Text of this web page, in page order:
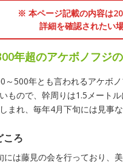
※ 本ページ記載の内容は
詳細を確認されたい
年超のアケボノフジ
～500年とも言われるアケボ
もので、幹周りは1.5メート
まれ、毎年4月下旬には見事
ころ
には藤見の会を行っており、